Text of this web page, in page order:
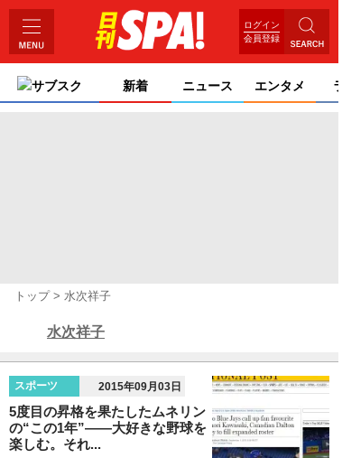
ログイン
会員登録
サブスク 新着 ニュース エンタメ
トップ 水次祥子
水次祥子
スポーツ 2015年09月03日
5度目の昇格を果たしたムネリン
の“この1年”――大好きな野球を
楽しむ。それ...